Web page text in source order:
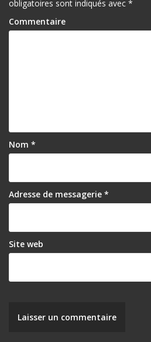
obligatoires sont indiqués avec *
Commentaire
Nom *
Adresse de messagerie *
Site web